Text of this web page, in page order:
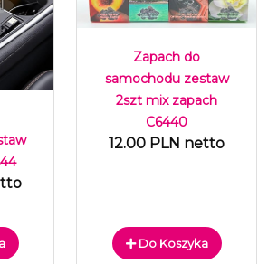
Zapach do
samochodu zestaw
2szt mix zapach
C6440
12.00 PLN netto
Do Koszyka